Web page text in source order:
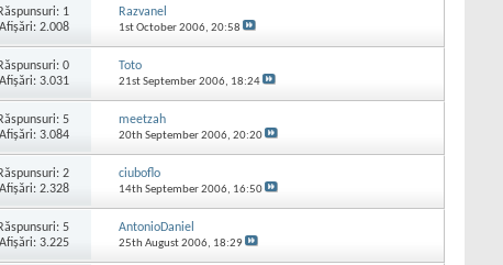
Răspunsuri: 1
Afişări: 2.008
Razvanel
1st October 2006, 20:58
Răspunsuri:0
Afişări: 3.031
Toto
21st September 2006, 18:24
Răspunsuri:5
Afişări: 3.084
meetzah
20th September 2006, 20:20
Răspunsuri:2
Afişări: 2.328
ciuboflo
14th September 2006, 16:50
Răspunsuri:5
Afişări: 3.225
AntonioDaniel
25th August 2006, 18:29